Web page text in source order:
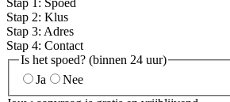
Stap 2: Klus
Stap 3: Adres
Stap 4: Contact
Is het spoed? (binnen 24 uur)
Ja
Nee